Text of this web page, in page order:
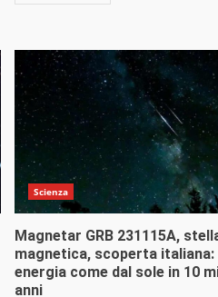
Scienza
Magnetar GRB 231115A,
magnetica, scoperta italiana:
energia come dal sole in 10
anni